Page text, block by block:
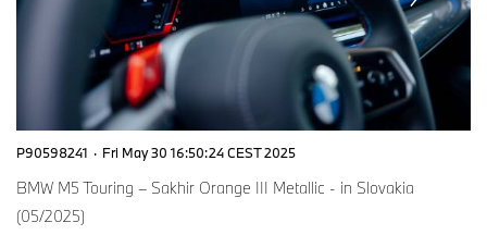
P90598241 · Fri May 30 16:50:24 CEST 2025
BMW M5 Touring – Sakhir Orange III Metallic - in Slovakia
(05/2025)